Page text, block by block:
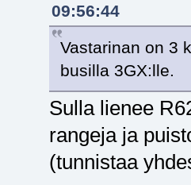
09:56:44
Vastarinan on 3
busilla 3GX:lle.
Sulla lienee
rangeja ja
(tunnistaa